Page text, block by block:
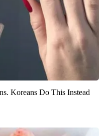
Koreans Do This Instead